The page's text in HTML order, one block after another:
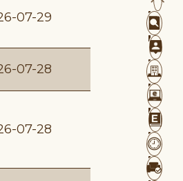
07-29
07-28
07-28